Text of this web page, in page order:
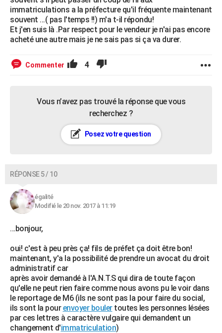
immatriculations a la préfecture qu'il fréquente maintenant
souvent ...( pas l'temps !!) m'a t-il répondu!
Et j'en suis là .Par respect pour le vendeur je n'ai pas encore
acheté une autre mais je ne sais pas si ça va durer.
Commenter 4
Vous n’avez pas trouvé la réponse que vous
recherchez ?
Posez votre question
RÉPONSE 5 / 10
égalité
Modifié le 20 nov. 2017 à 11:19
...bonjour,
oui! c'est à peu près ça! fils de préfet ça doit être bon!
maintenant, y'a la possibilité de prendre un avocat du droit
administratif car
après avoir demandé à l'A.N.T.S qui dira de toute façon
qu'elle ne peut rien faire comme nous avons pu le voir dans
le reportage de M6 (ils ne sont pas la pour faire du social,
ils sont la pourenvoyer boulertoutes les personnes lésées
par ces lettres à caractère vulgaire qui demandent un
changement d'immatriculation)